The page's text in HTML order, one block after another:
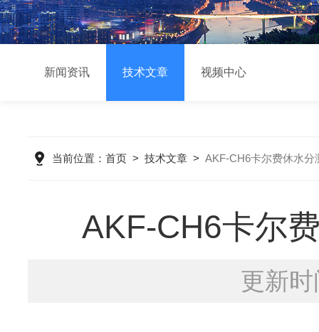
新闻资讯 技术文章 视频中心
当前位置： 首页 > 技术文章 > AKF-CH6卡尔费休水
AKF-CH6卡尔
更新